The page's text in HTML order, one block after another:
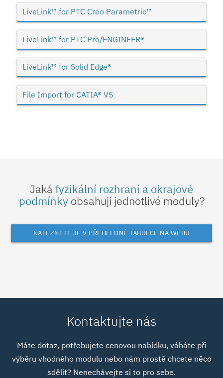
LiveLink™ for PTC Creo Parametric™
LiveLink™ for PTC Pro/ENGINEER®
LiveLink™ for Solid Edge®
File Import for CATIA® V5
Jaká fyzikální rozhraní a okrajové
podmínkyobsahují jednotlivé moduly?
NALEZNETE JE V PŘEHLEDNÉ TABULCE NA WEBU
Kontaktujte nás
Máte dotaz, potřebujete cenovou nabídku, váháte při
výběru vhodného modulu nebo nám prostě chcete něco
sdělit? Nenechávejte si to pro sebe.